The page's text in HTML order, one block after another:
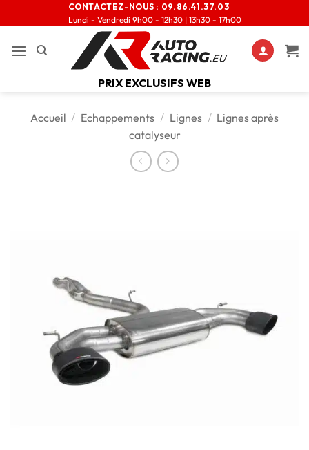
CONTACTEZ-NOUS : 09.86.41.37.03
Lundi - Vendredi 9h00 - 12h30 | 13h30 - 17h00
PRIX EXCLUSIFS WEB
Accueil / Echappements / Lignes / Lignes après
catalyseur